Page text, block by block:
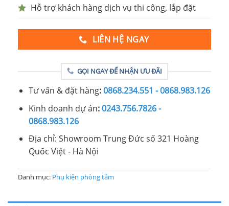
Hỗ trợ khách hàng dịch vụ thi công, lắp đặt
LIÊN HỆ NGAY
GỌI NGAY ĐỂ NHẬN ƯU ĐÃI
Tư vấn & đặt hàng:0868.234.551 - 0868.983.126
Kinh doanh dự án:0243.756.7826 -
0868.983.126
Địa chỉ: Showroom Trung Đức số 321 Hoàng
Quốc Việt - Hà Nội
Danh mục: Phụ kiện phòng tắm